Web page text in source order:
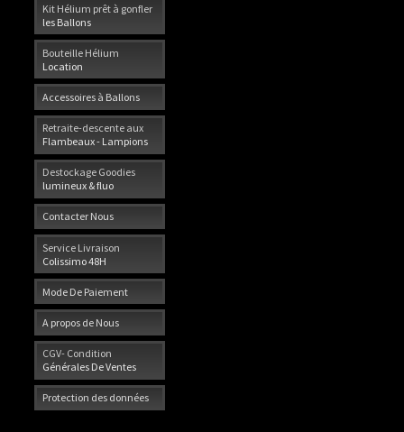
Kit Hélium prêt à gonfler
les Ballons
Bouteille Hélium
Location
Accessoires à Ballons
Retraite-descente aux
Flambeaux - Lampions
Destockage Goodies
lumineux & fluo
Contacter Nous
Service Livraison
Colissimo 48H
Mode De Paiement
A propos de Nous
CGV- Condition
Générales De Ventes
Protection des données